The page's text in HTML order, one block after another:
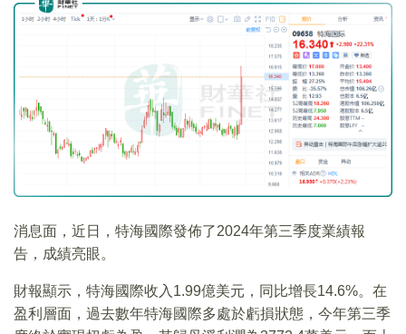
消息面，近日，特海國際發佈了2024年第三季度業績報
告，成績亮眼。
財報顯示，特海國際收入1.99億美元，同比增長14.6%。在
盈利層面，過去數年特海國際多處於虧損狀態，今年第三季